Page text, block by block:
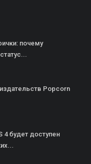
почему
Popcorn
4 будет доступен